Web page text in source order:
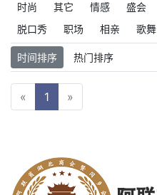
时尚
其它 情感 盛会
脱口秀
职场 相亲 歌舞
时间排序 热门排序
« 1 »